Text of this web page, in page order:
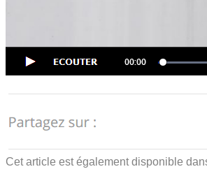
Cet article est également disponible